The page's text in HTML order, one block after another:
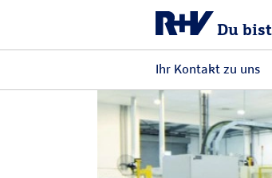
Du
Ihr Kontakt zu uns